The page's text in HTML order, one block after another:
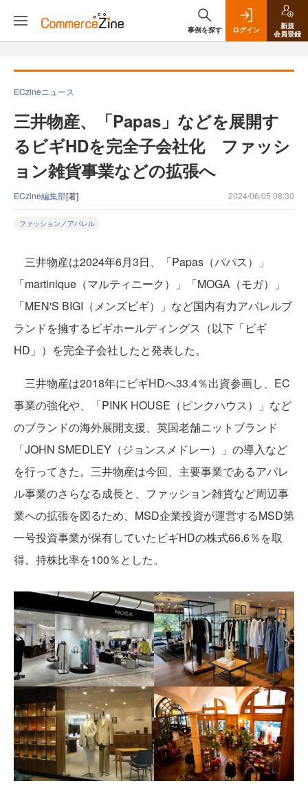
事例を探す ログイン
新規
会員登録
ECzineニュース
三井物産、「Papas」などを展開す
るビギHDを完全子会社化 ファッシ
ョン雑貨事業などの拡張へ
ECzine編集部[著] 2024/06/05 08:30
ファッション／アパレル
三井物産は2024年6月3日、「Papas（パパス）」
「martinique（マルティニーク）」「MOGA（モガ）」
「MEN'S BIGI（メンズビギ）」など国内有力アパレルブ
ランドを擁するビギホールディングス（以下「ビギ
HD」）を完全子会社したと発表した。
三井物産は2018年にビギHDへ33.4％出資参画し、EC
事業の強化や、「PINK HOUSE（ピンクハウス）」など
のブランドの海外展開支援、英国老舗ニットブランド
「JOHN SMEDLEY（ジョンスメドレー）」の導入など
を行ってきた。三井物産は今回、主要事業であるアパレ
ル事業のさらなる成長と、ファッション雑貨など周辺事
業への拡張を図るため、MSD企業投資が運営するMSD第
一号投資事業が保有していたビギHDの株式66.6％を取
得。持株比率を100％とした。